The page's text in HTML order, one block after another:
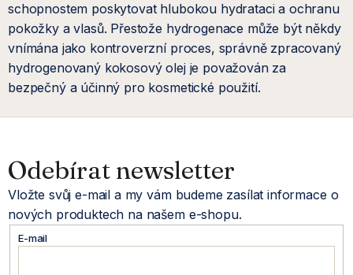
schopnostem poskytovat hlubokou hydrataci a ochranu
pokožky a vlasů. Přestože hydrogenace může být někdy
vnímána jako kontroverzní proces, správně zpracovaný
hydrogenovaný kokosový olej je považován za
bezpečný a účinný pro kosmetické použití.
á
p
Odebírat newsletter
Vložte svůj e-mail a my vám budeme zasílat informace o
nových produktech na našem e-shopu.
E-mail